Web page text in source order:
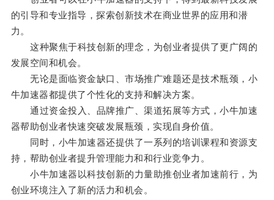
的引导和专业指导，探索创新技术在商业世界的应用和潜
力。
这种聚焦于科技创新的理念，为创业者提供了更广阔的
发展空间和机会。
无论是面临资金缺口、市场推广难题还是技术瓶颈，小
牛加速器都提供了个性化的支持和解决方案。
通过资金投入、品牌推广、渠道拓展等方式，小牛加速
器帮助创业者快速突破发展瓶颈，实现自身价值。
同时，小牛加速器还提供了一系列的培训课程和资源支
持，帮助创业者提升管理能力和和行业竞争力。
小牛加速器以科技创新的力量助推创业者加速前行，为
创业环境注入了新的活力和机会。